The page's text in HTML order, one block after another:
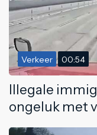
Verkeer 00:54
Illegale
ongeluk met